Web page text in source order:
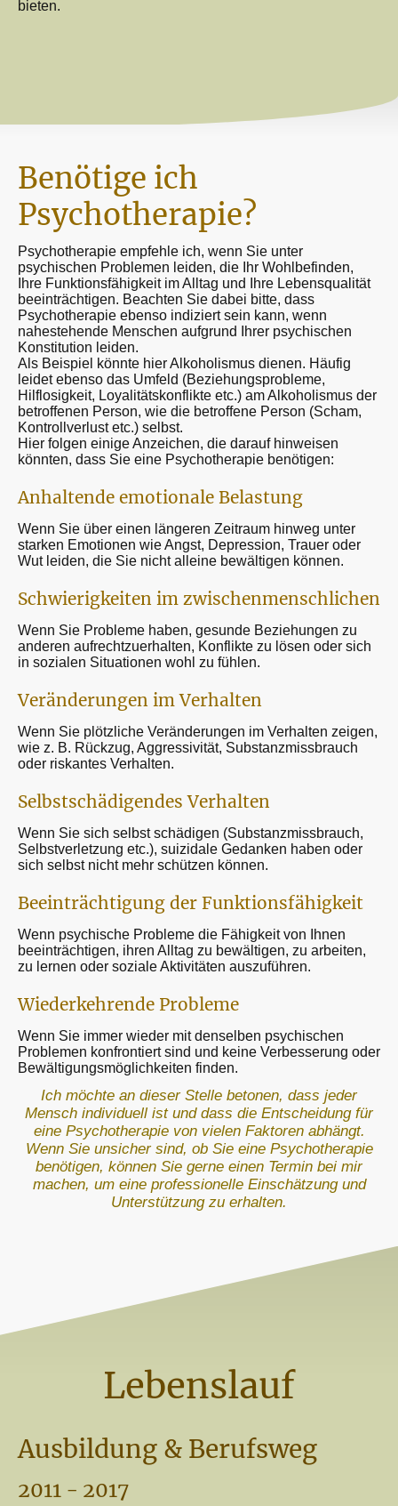
bieten.
Benötige ich
Psychotherapie?
Psychotherapie empfehle ich, wenn Sie unter
psychischen Problemen leiden, die Ihr Wohlbefinden,
Ihre Funktionsfähigkeit im Alltag und Ihre Lebensqualität
beeinträchtigen. Beachten Sie dabei bitte, dass
Psychotherapie ebenso indiziert sein kann, wenn
nahestehende Menschen aufgrund Ihrer psychischen
Konstitution leiden.
Als Beispiel könnte hier Alkoholismus dienen. Häufig
leidet ebenso das Umfeld (Beziehungsprobleme,
Hilflosigkeit, Loyalitätskonflikte etc.) am Alkoholismus der
betroffenen Person, wie die betroffene Person (Scham,
Kontrollverlust etc.) selbst.
Hier folgen einige Anzeichen, die darauf hinweisen
könnten, dass Sie eine Psychotherapie benötigen:
Anhaltende emotionale Belastung
Wenn Sie über einen längeren Zeitraum hinweg unter
starken Emotionen wie Angst, Depression, Trauer oder
Wut leiden, die Sie nicht alleine bewältigen können.
Schwierigkeiten im zwischenmenschlichen
Wenn Sie Probleme haben, gesunde Beziehungen zu
anderen aufrechtzuerhalten, Konflikte zu lösen oder sich
in sozialen Situationen wohl zu fühlen.
Veränderungen im Verhalten
Wenn Sie plötzliche Veränderungen im Verhalten zeigen,
wie z. B. Rückzug, Aggressivität, Substanzmissbrauch
oder riskantes Verhalten.
Selbstschädigendes Verhalten
Wenn Sie sich selbst schädigen (Substanzmissbrauch,
Selbstverletzung etc.), suizidale Gedanken haben oder
sich selbst nicht mehr schützen können.
Beeinträchtigung der Funktionsfähigkeit
Wenn psychische Probleme die Fähigkeit von Ihnen
beeinträchtigen, ihren Alltag zu bewältigen, zu arbeiten,
zu lernen oder soziale Aktivitäten auszuführen.
Wiederkehrende Probleme
Wenn Sie immer wieder mit denselben psychischen
Problemen konfrontiert sind und keine Verbesserung oder
Bewältigungsmöglichkeiten finden.
Ich möchte an dieser Stelle betonen, dass jeder
Mensch individuell ist und dass die Entscheidung für
eine Psychotherapie von vielen Faktoren abhängt.
Wenn Sie unsicher sind, ob Sie eine Psychotherapie
benötigen, können Sie gerne einen Termin bei mir
machen, um eine professionelle Einschätzung und
Unterstützung zu erhalten.
Lebenslauf
Ausbildung & Berufsweg
2011 - 2017